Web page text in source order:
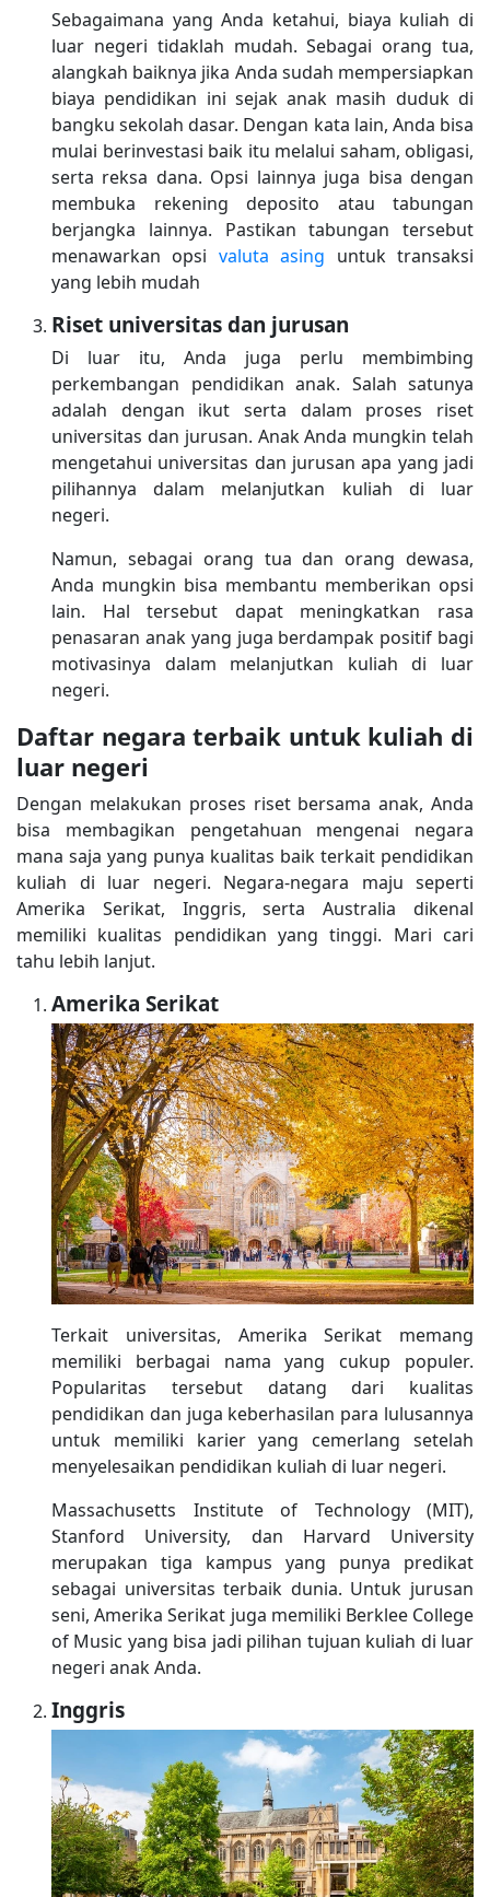
Sebagaimana yang Anda ketahui, biaya kuliah di
luar negeri tidaklah mudah. Sebagai orang tua,
alangkah baiknya jika Anda sudah mempersiapkan
biaya pendidikan ini sejak anak masih duduk di
bangku sekolah dasar. Dengan kata lain, Anda bisa
mulai berinvestasi baik itu melalui saham, obligasi,
serta reksa dana. Opsi lainnya juga bisa dengan
membuka rekening deposito atau tabungan
berjangka lainnya. Pastikan tabungan tersebut
menawarkan opsi valuta asing untuk transaksi
yang lebih mudah
Riset universitas dan jurusan
Di luar itu, Anda juga perlu membimbing
perkembangan pendidikan anak. Salah satunya
adalah dengan ikut serta dalam proses riset
universitas dan jurusan. Anak Anda mungkin telah
mengetahui universitas dan jurusan apa yang jadi
pilihannya dalam melanjutkan kuliah di luar
negeri.
Namun, sebagai orang tua dan orang dewasa,
Anda mungkin bisa membantu memberikan opsi
lain. Hal tersebut dapat meningkatkan rasa
penasaran anak yang juga berdampak positif bagi
motivasinya dalam melanjutkan kuliah di luar
negeri.
Daftar negara terbaik untuk kuliah di
luar negeri
Dengan melakukan proses riset bersama anak, Anda
bisa membagikan pengetahuan mengenai negara
mana saja yang punya kualitas baik terkait pendidikan
kuliah di luar negeri. Negara-negara maju seperti
Amerika Serikat, Inggris, serta Australia dikenal
memiliki kualitas pendidikan yang tinggi. Mari cari
tahu lebih lanjut.
Amerika Serikat
Terkait universitas, Amerika Serikat memang
memiliki berbagai nama yang cukup populer.
Popularitas tersebut datang dari kualitas
pendidikan dan juga keberhasilan para lulusannya
untuk memiliki karier yang cemerlang setelah
menyelesaikan pendidikan kuliah di luar negeri.
Massachusetts Institute of Technology (MIT),
Stanford University, dan Harvard University
merupakan tiga kampus yang punya predikat
sebagai universitas terbaik dunia. Untuk jurusan
seni, Amerika Serikat juga memiliki Berklee College
of Music yang bisa jadi pilihan tujuan kuliah di luar
negeri anak Anda.
Inggris